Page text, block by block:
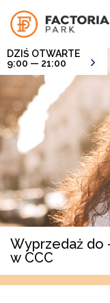
DZIŚ OTWARTE
9:00 — 21:00
Wyprzedaż do -60%
w CCC